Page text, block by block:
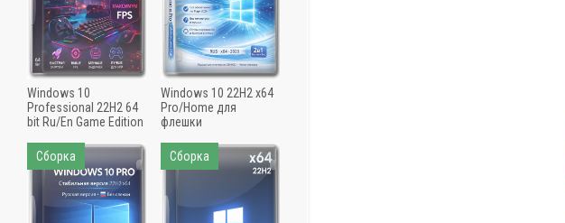
Windows 10
Professional 22H2 64
bit Ru/En Game Edition
Windows 10 22H2 x64
Pro/Home для
флешки
Сборка Сборка